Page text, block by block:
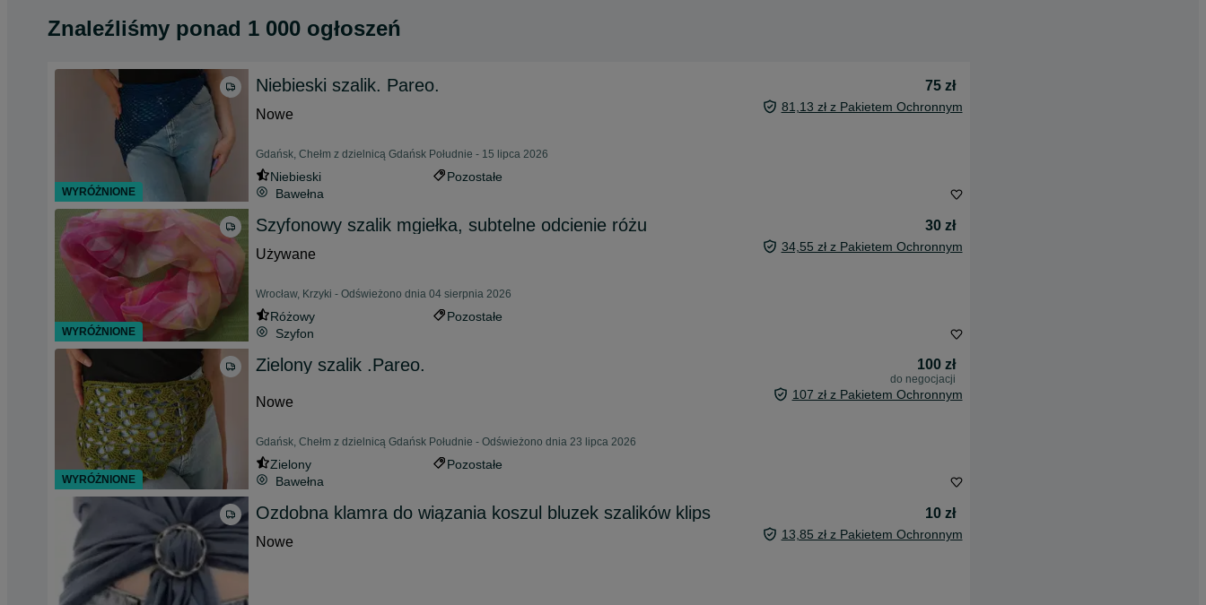
Znaleźliśmy ponad 1 000 ogłoszeń
Niebieski szalik. Pareo.
75 zł
Nowe
81,13 zł z Pakietem Ochronnym
Gdańsk, Chełm z dzielnicą Gdańsk Południe - 15 lipca 2026
Niebieski
Pozostałe
Bawełna
Szyfonowy szalik mgiełka, subtelne odcienie różu
30 zł
Używane
34,55 zł z Pakietem Ochronnym
Wrocław, Krzyki - Odświeżono dnia 04 sierpnia 2026
Różowy
Pozostałe
Szyfon
Zielony szalik .Pareo. 100 zł
do negocjacji
Nowe 107 zł z Pakietem Ochronnym
Gdańsk, Chełm z dzielnicą Gdańsk Południe - Odświeżono dnia 23 lipca 2026
Zielony
Pozostałe
Bawełna
Ozdobna klamra do wiązania koszul bluzek szalików klips
10 zł
Nowe
13,85 zł z Pakietem Ochronnym
WYRÓŻNIONE
WYRÓŻNIONE
WYRÓŻNIONE